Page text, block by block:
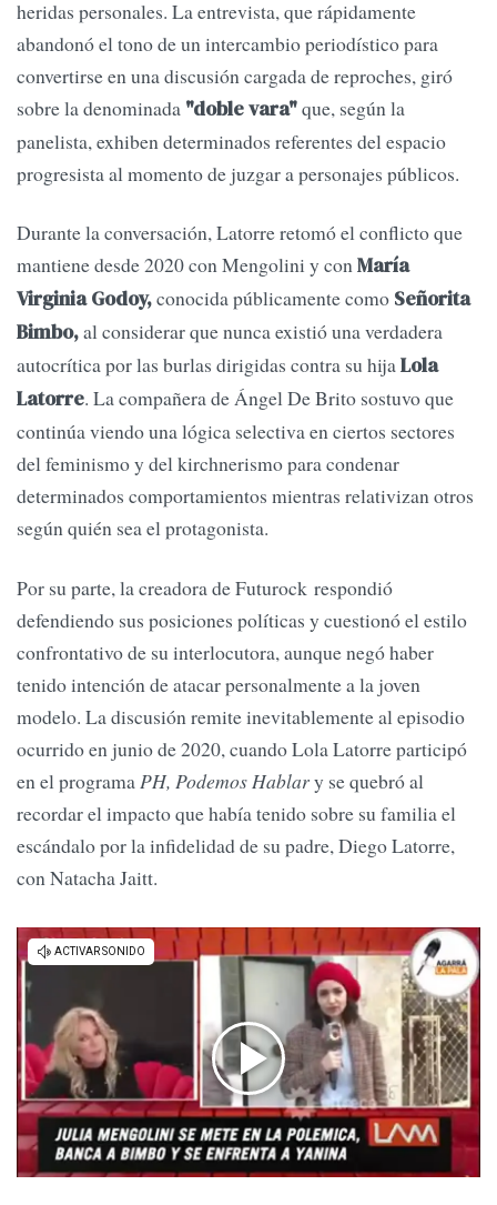
heridas personales. La entrevista, que rápidamente
abandonó el tono de un intercambio periodístico para
convertirse en una discusión cargada de reproches, giró
sobre la denominada "doble vara"que, según la
panelista, exhiben determinados referentes del espacio
progresista al momento de juzgar a personajes públicos.
Durante la conversación, Latorre retomó el conflicto que
mantiene desde 2020 con Mengolini y conMaría
Virginia Godoy,conocida públicamente como Señorita
Bimbo,al considerar que nunca existió una verdadera
autocrítica por las burlas dirigidas contra su hijaLola
Latorre. La compañera de Ángel De Brito sostuvo que
continúa viendo una lógica selectiva en ciertos sectores
del feminismo y del kirchnerismo para condenar
determinados comportamientos mientras relativizan otros
según quién sea el protagonista.
Por su parte, la creadora de Futurock respondió
defendiendo sus posiciones políticas y cuestionó el estilo
confrontativo de su interlocutora, aunque negó haber
tenido intención de atacar personalmente a la joven
modelo. La discusión remite inevitablemente al episodio
ocurrido en junio de 2020, cuando Lola Latorre participó
en el programaPH, Podemos Hablary se quebró al
recordar el impacto que había tenido sobre su familia el
escándalo por la infidelidad de su padre, Diego Latorre,
con Natacha Jaitt.